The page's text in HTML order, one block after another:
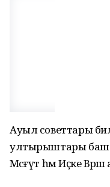
Ауыл советтары
ултырыштары
Мәсәғүт һәм Иҫке